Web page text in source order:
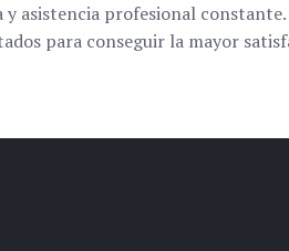
asistencia profesional constante.
para conseguir la mayor